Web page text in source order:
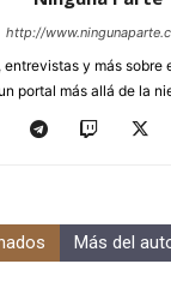
http://
entrevistas y más sobre
un portal más allá de la
Más del